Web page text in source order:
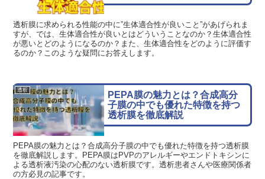
透析膜に求められる性能の中に”生体適合性が良いこと”があげられま
すが、では、生体適合性が良いとはどういうことなのか？生体適合性
が悪いとどのようになるのか？また、生体適合性をどのように評価す
るのか？このような疑問にお答えします。
透析
PEPA膜の魅力とは？合成高分
子膜の中でも優れた特徴を持つ
透析膜を徹底解説
PEPA膜の魅力とは？合成高分子膜の中でも優れた特徴を持つ透析膜
を徹底解説します。PEPA膜はPVPのアレルギーやエンドトキシンに
よる透析液汚染の心配のない透析膜です。透析患者さんや医療関係者
の方必見の記事です。